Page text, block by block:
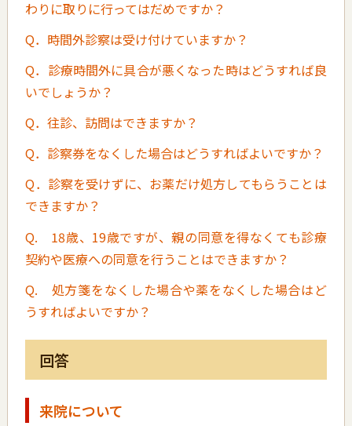
わりに取りに行ってはだめですか？
Q．時間外診察は受け付けていますか？
Q．診療時間外に具合が悪くなった時はどうすれば良
いでしょうか？
Q．往診、訪問はできますか？
Q．診察券をなくした場合はどうすればよいですか？
Q．診察を受けずに、お薬だけ処方してもらうことは
できますか？
Q. 18歳、19歳ですが、親の同意を得なくても診療
契約や医療への同意を行うことはできますか？
Q. 処方箋をなくした場合や薬をなくした場合はど
うすればよいですか？
回答
来院について